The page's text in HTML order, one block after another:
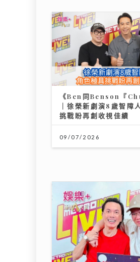
《Ben同Benson『
｜徐榮新劇演8歲智障
挑戰盼再創收視佳績
09/07/2026
2026年上半年樓按市
20/07/2026